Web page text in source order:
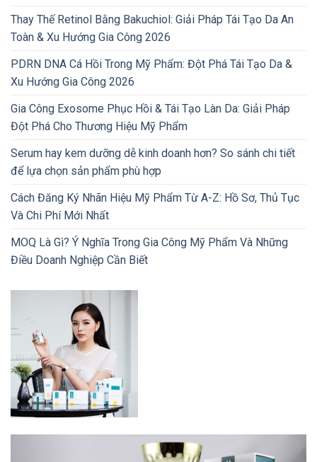
Thay Thế Retinol Bằng Bakuchiol: Giải Pháp Tái Tạo Da An
Toàn & Xu Hướng Gia Công 2026
PDRN DNA Cá Hồi Trong Mỹ Phẩm: Đột Phá Tái Tạo Da &
Xu Hướng Gia Công 2026
Gia Công Exosome Phục Hồi & Tái Tạo Làn Da: Giải Pháp
Đột Phá Cho Thương Hiệu Mỹ Phẩm
Serum hay kem dưỡng dễ kinh doanh hơn? So sánh chi tiết
để lựa chọn sản phẩm phù hợp
Cách Đăng Ký Nhãn Hiệu Mỹ Phẩm Từ A-Z: Hồ Sơ, Thủ Tục
Và Chi Phí Mới Nhất
MOQ Là Gì? Ý Nghĩa Trong Gia Công Mỹ Phẩm Và Những
Điều Doanh Nghiệp Cần Biết